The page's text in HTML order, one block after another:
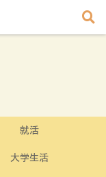
就活
大学生活